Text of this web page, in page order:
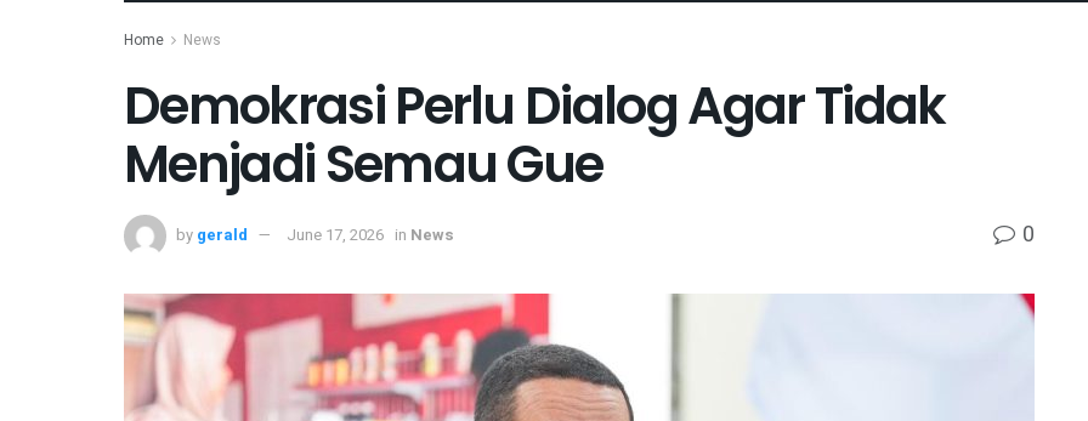
Home News
Demokrasi Perlu Dialog Agar Tidak
Menjadi Semau Gue
by gerald June 17, 2026 in News 0